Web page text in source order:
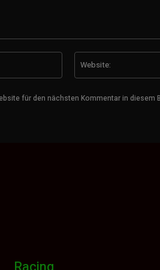
Mail:*
für den nächsten Kommentar in diesem